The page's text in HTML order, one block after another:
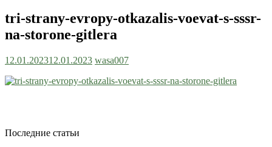
tri-strany-evropy-otkazalis-voevat-s-sssr-
na-storone-gitlera
12.01.202312.01.2023 wasa007
Последние статьи